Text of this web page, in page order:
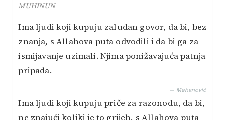
MUHINUN
Ima ljudi koji kupuju zaludan govor, da bi, bez
znanja, s Allahova puta odvodili i da bi ga za
ismijavanje uzimali. Njima ponižavajuća patnja
pripada.
— Mehanović
Ima ljudi koji kupuju priče za razonodu, da bi,